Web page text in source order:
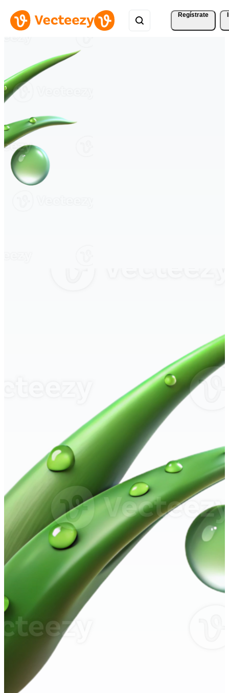
Regístrate